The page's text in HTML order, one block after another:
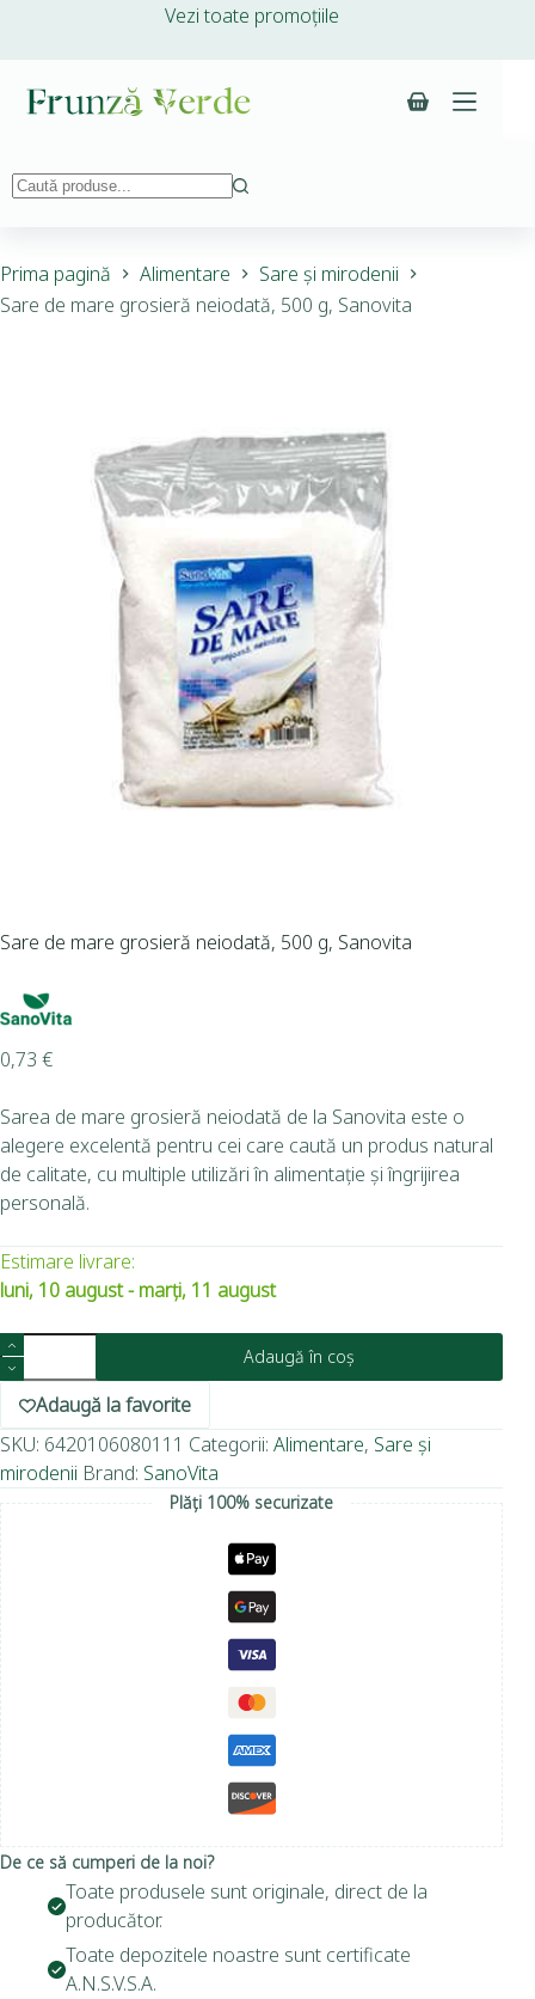
Vezi toate promoțiile
Prima pagină Alimentare
Sare și mirodenii
Sare de mare grosieră neiodată, 500 g, Sanovita
Sare de mare grosieră neiodată, 500 g, Sanovita
0,73 €
Sarea de mare grosieră neiodată de la Sanovita este o
alegere excelentă pentru cei care caută un produs natural
de calitate, cu multiple utilizări în alimentație și îngrijirea
personală.
Estimare livrare:
luni, 10 august - marți, 11 august
Adaugă în coș
Adaugă la favorite
SKU: 6420106080111 Categorii: Alimentare, Sare și
mirodenii Brand: SanoVita
Plăți 100% securizate
De ce să cumperi de la noi?
Toate produsele sunt originale, direct de la
producător.
Toate depozitele noastre sunt certificate
A.N.S.V.S.A.